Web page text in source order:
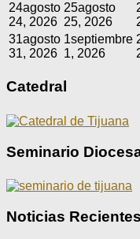
24agosto
24, 2026
25agosto
25, 2026
31agosto
31, 2026
1septiembre
1, 2026
Catedral
Seminario
Noticias Recientes